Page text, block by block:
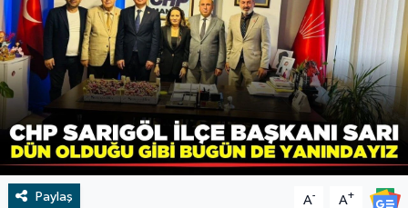
Paylaş A- A+
Tarih
Çevre
Dünya
İletişim
Künye